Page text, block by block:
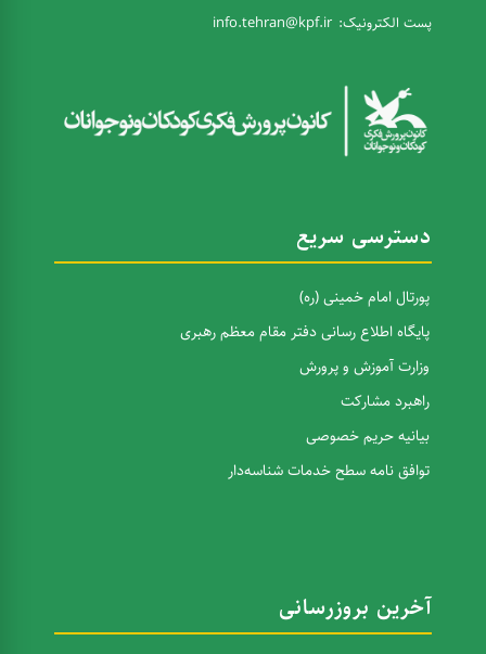
پست الکترونیک: info.tehran@kpf.ir
دسترسی سریع
پورتال امام خمینی (ره)
پایگاه اطلاع رسانی دفتر مقام معظم رهبری
وزارت آموزش و پرورش
راهبرد مشارکت
بیانیه حریم خصوصی
توافق نامه سطح خدمات شناسه‌دار
آخرین بروزرسانی